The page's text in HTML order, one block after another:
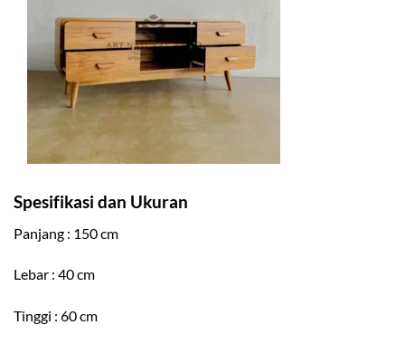
Spesifikasi dan Ukuran
Panjang : 150 cm
Lebar : 40 cm
Tinggi : 60 cm